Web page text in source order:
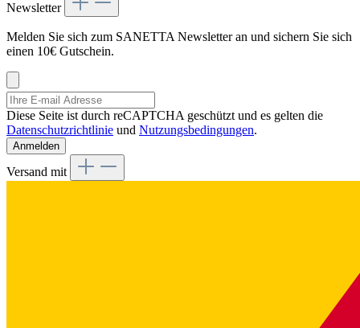
Newsletter
Melden Sie sich zum SANETTA Newsletter an und sichern Sie sich
einen 10€ Gutschein.
Diese Seite ist durch reCAPTCHA geschützt und es gelten die
Datenschutzrichtlinie und Nutzungsbedingungen.
Anmelden
Versand mit